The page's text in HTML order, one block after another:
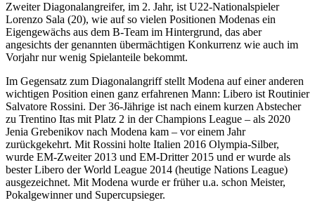
Zweiter Diagonalangreifer, im 2. Jahr, ist U22-Nationalspieler
Lorenzo Sala (20), wie auf so vielen Positionen Modenas ein
Eigengewächs aus dem B-Team im Hintergrund, das aber
angesichts der genannten übermächtigen Konkurrenz wie auch im
Vorjahr nur wenig Spielanteile bekommt.
Im Gegensatz zum Diagonalangriff stellt Modena auf einer anderen
wichtigen Position einen ganz erfahrenen Mann: Libero ist Routinier
Salvatore Rossini. Der 36-Jährige ist nach einem kurzen Abstecher
zu Trentino Itas mit Platz 2 in der Champions League – als 2020
Jenia Grebenikov nach Modena kam – vor einem Jahr
zurückgekehrt. Mit Rossini holte Italien 2016 Olympia-Silber,
wurde EM-Zweiter 2013 und EM-Dritter 2015 und er wurde als
bester Libero der World League 2014 (heutige Nations League)
ausgezeichnet. Mit Modena wurde er früher u.a. schon Meister,
Pokalgewinner und Supercupsieger.